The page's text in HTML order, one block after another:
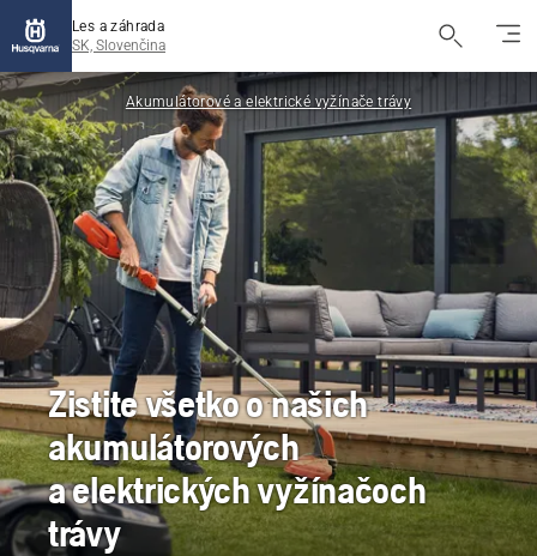
Les a záhrada
SK, Slovenčina
Akumulátorové a elektrické vyžínače trávy
Zistite všetko o našich
akumulátorových
a elektrických vyžínačoch
trávy